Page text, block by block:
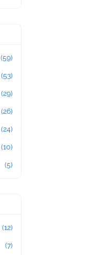
(59)
(53)
(29)
(26)
(24)
(10)
(5)
(12)
(7)